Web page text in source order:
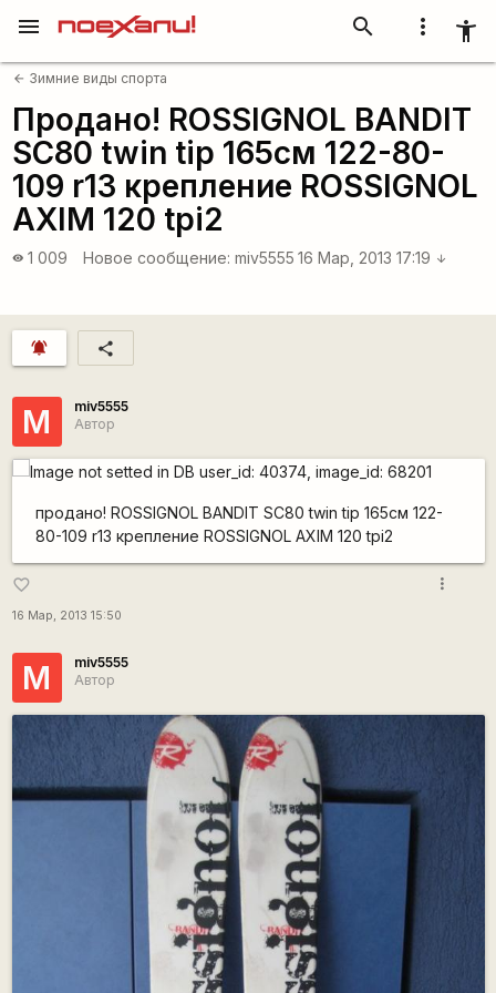
more_vert accessibility_new
search
menu
arrow_back Зимние виды спорта
Продано! ROSSIGNOL BANDIT
SC80 twin tip 165см 122-80-
109 r13 крепление ROSSIGNOL
AXIM 120 tpi2
visibility 1 009 Новое сообщение: miv5555 16 Мар, 2013 17:19 arrow_downward
notifications_active share
M
miv5555
Автор
продано! ROSSIGNOL BANDIT SC80 twin tip 165см 122-
80-109 r13 крепление ROSSIGNOL AXIM 120 tpi2
favorite_border
16 Мар, 2013 15:50
more_vert
M
miv5555
Автор